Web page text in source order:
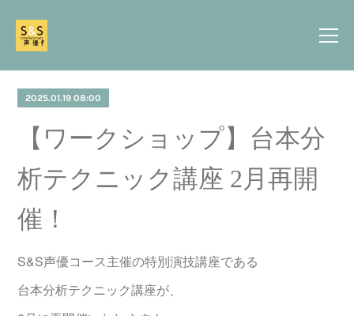
2025.01.19 08:00
【ワークショップ】台本分
析テクニック講座 2月再開
催！
S&S声優コース主催の特別演技講座である
台本分析テクニック講座が、